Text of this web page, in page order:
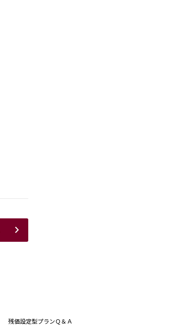
残価設定型プランＱ＆Ａ